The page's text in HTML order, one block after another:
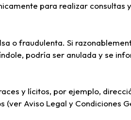
para realizar consultas
o fraudulenta. Si
podría ser anulada y se
y lícitos, por ejemplo,
Aviso Legal y Condiciones